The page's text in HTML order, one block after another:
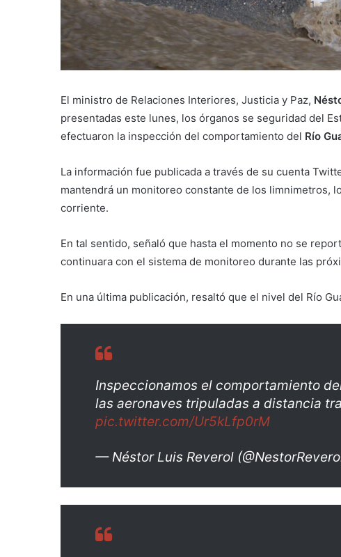
El ministro de Relaciones Interiores, Justicia y Paz,
presentadas este lunes, los órganos se seguridad del
efectuaron la inspección del comportamiento del Río
La información fue publicada a través de su cuenta
mantendrá un monitoreo constante de los limnimetros,
corriente.
En tal sentido, señaló que hasta el momento no se
continuara con el sistema de monitoreo durante las
En una última publicación, resaltó que el nivel del Río
Inspeccionamos el comportamiento
las aeronaves tripuladas a distancia
pic.twitter.com/Ur5kLfp0rM
— Néstor Luis Reverol